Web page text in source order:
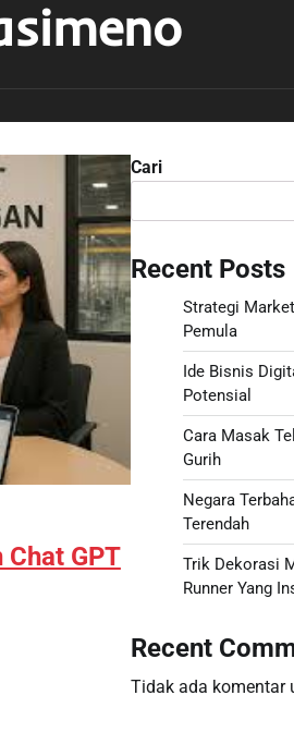
GPT
Cari
Recent Posts
Strategi
Pemula
Ide Bisnis
Potensial
Cara Masak
Gurih
Negara
Terendah
Trik Dekorasi
Runner Yang
Recent
Tidak ada komentar